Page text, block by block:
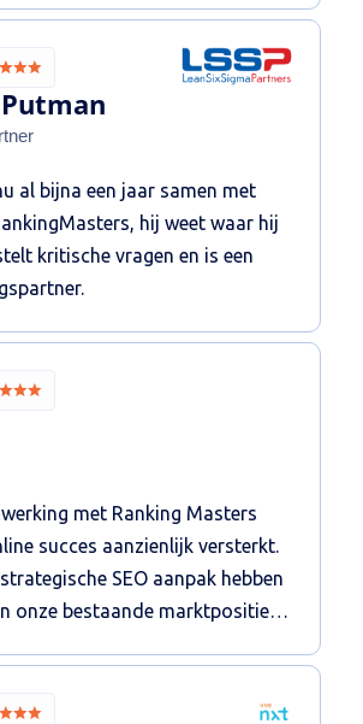
hebben ze een geweldig
die écht het verschil
van andere aanbieders!
sparren op hoog niveau, een
wat ze beloven. Ze zijn
en weten daarmee met
bereiken. Ik raad Ranking
al bijna een jaar samen met
hij weet waar hij
kritische vragen en is een
met Ranking Masters
succes aanzienlijk versterkt.
SEO aanpak hebben
onze bestaande marktpositie
verdubbeling van onze top 3